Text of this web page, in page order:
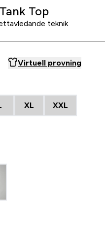
Top
teknik
Virtuell provning
XL XXL